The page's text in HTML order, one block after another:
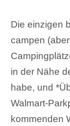
Die einzigen
campen
in der Nähe
habe, und
Walmart-
kommenden